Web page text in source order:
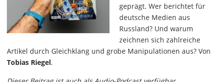
geprägt. Wer berichtet für
deutsche Medien aus
Russland? Und warum
zeichnen sich zahlreiche
Artikel durch Gleichklang und grobe Manipulationen aus? Von
Tobias Riegel.